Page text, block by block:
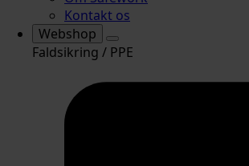
Kontakt os
Webshop
Faldsikring / PPE